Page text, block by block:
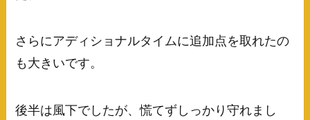
さらにアディショナルタイムに追加点を取れたの
も大きいです。
後半は風下でしたが、慌てずしっかり守れまし